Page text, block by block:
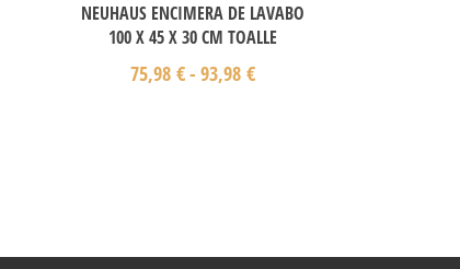
NEUHAUS ENCIMERA DE LAVABO
100 X 45 X 30 CM TOALLE
75,98€- 93,98€